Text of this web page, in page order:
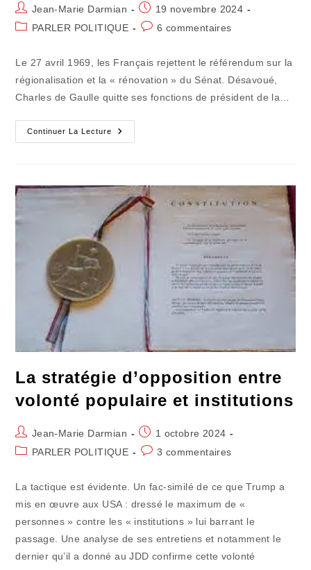
Auteur/autrice
de
Jean-Marie Darmian
Publication
publiée :
19 novembre 2024
PostPARLER POLITIQUE
Commentaires
publication :
6 commentaires
Le 27 avril 1969, les Français rejettent le référendum sur la
régionalisation et la « rénovation » du Sénat. Désavoué,
Charles de Gaulle quitte ses fonctions de président de la…
Continuer La Lecture
La
Semaine
La stratégie d’opposition entre
volonté populaire et institutions
Auteur/autrice
de
Jean-Marie Darmian
Publication
publiée :
1 octobre 2024
PostPARLER POLITIQUE
Commentaires
3 commentaires
La tactique est évidente. Un fac-similé de ce que Trump a
mis en œuvre aux USA : dressé le maximum de «
personnes » contre les « institutions » lui barrant le
passage. Une analyse de ses entretiens et notamment le
dernier qu’il a donné au JDD confirme cette volonté